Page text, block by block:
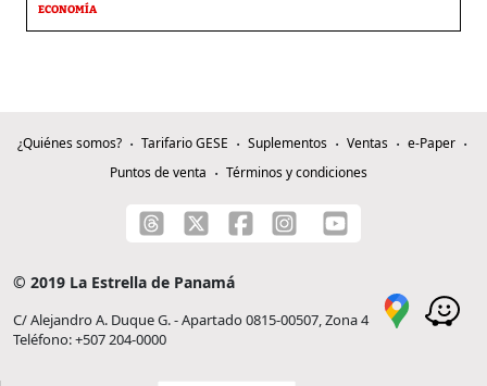
ECONOMÍA
¿Quiénes somos? Tarifario GESE Suplementos Ventas
e-Paper
Puntos de venta
Términos y condiciones
© 2019 La Estrella de Panamá
C/ Alejandro A. Duque G. - Apartado 0815-00507, Zona 4
Teléfono: +507 204-0000